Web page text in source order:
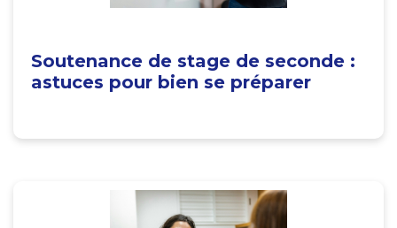
Soutenance de stage de seconde :
astuces pour bien se préparer